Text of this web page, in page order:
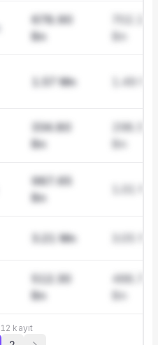
678.90
Bn
Bn
1.57 Mn
334.80
Bn
298.50
Bn
987.65
Bn
3.21 Mn
512.30
Bn
488.70
Bn
12 kayıt